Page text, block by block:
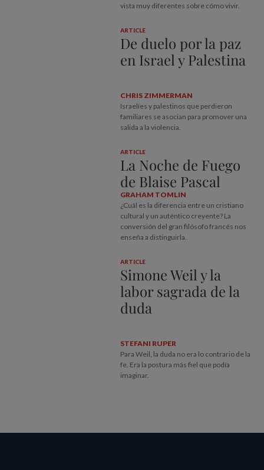
vista muy diferentes sobre cómo vivir.
ARTICLE
De duelo por la paz
en Israel y Palestina
CHRIS ZIMMERMAN
Israelíes y palestinos que perdieron
familiares se asocian para promover una
salida a la violencia.
ARTICLE
La Noche de Fuego
de Blaise Pascal
GRAHAM TOMLIN
¿Cuál es la diferencia entre un cristiano
cultural y un auténtico creyente? La
conversión del gran filósofo francés nos
enseña a distinguirla.
ARTICLE
Simone Weil y la
labor sagrada de la
duda
STEFANI RUPER
Para Weil, la duda no era lo contrario de la
fe. Era la postura más fiel que podía
imaginar.